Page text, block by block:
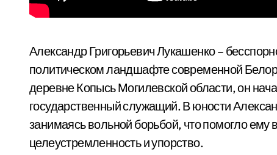
Александр Григорьевич Лукашенко –
политическом ландшафте современной
деревне Копысь Могилевской области, он
государственный служащий. В юности
занимаясь вольной борьбой, что помогло ему
целеустремленность и упорство.